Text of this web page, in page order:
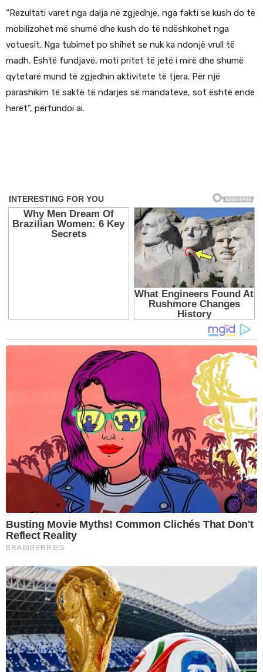
“Rezultati varet nga dalja në zgjedhje, nga fakti se kush do të
mobilizohet më shumë dhe kush do të ndëshkohet nga
votuesit. Nga tubimet po shihet se nuk ka ndonjë vrull të
madh. Është fundjavë, moti pritet të jetë i mirë dhe shumë
qytetarë mund të zgjedhin aktivitete të tjera. Për një
parashikim të saktë të ndarjes së mandateve, sot është ende
herët”, përfundoi ai.